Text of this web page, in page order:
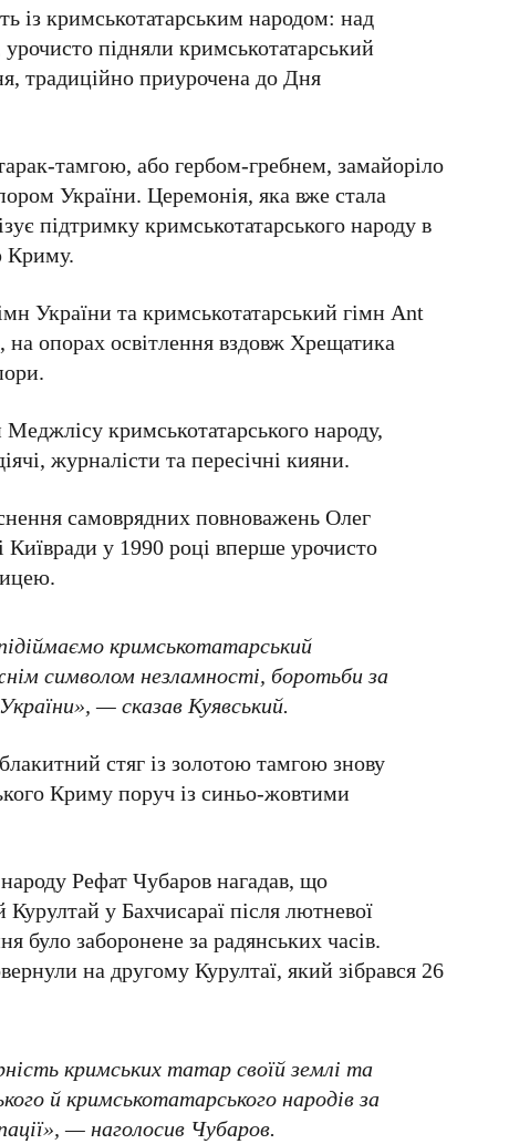
із кримськотатарським народом: над
урочисто підняли кримськотатарський
, традиційно приурочена доДня
тамгою, або гербом-гребнем, замайоріло
України. Церемонія, яка вже стала
підтримку кримськотатарського народу в
Криму.
Українитакримськотатарський гімн Ant
опорах освітлення вздовжХрещатика
Меджлісу кримськотатарського народу,
журналісти та пересічні кияни.
самоврядних повноважень Олег
Київради у 1990 році вперше урочисто
кримськотатарський
символом незламності, боротьби за
— сказав Куявський.
стяг із золотою тамгою знову
Криму поруч із синьо-жовтими
Рефат Чубаровнагадав, що
КурултайуБахчисараїпісля лютневої
було заборонене за радянських часів.
на другому Курултаї, який зібрався26
кримських татар своїй землі та
й кримськотатарського народів за
— наголосив Чубаров.